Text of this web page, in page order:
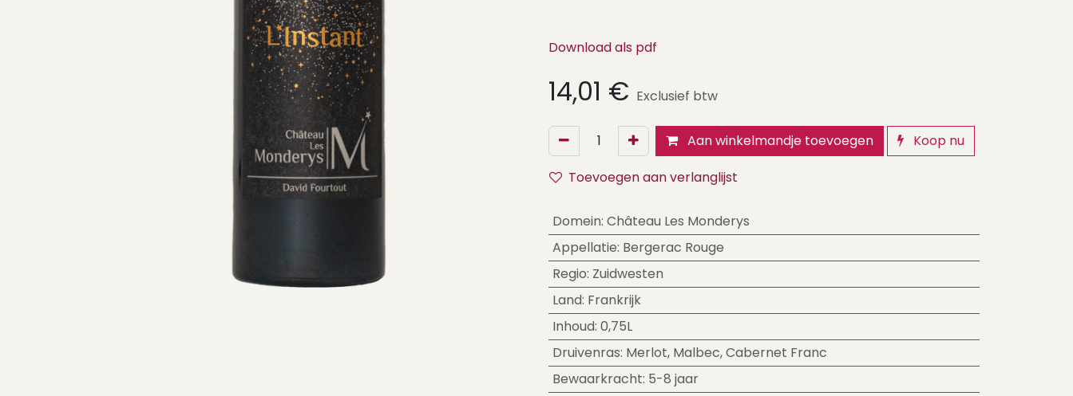
Download als pdf
14,01 € Exclusief btw
Aan winkelmandje toevoegen
Koop nu
Toevoegen aan verlanglijst
Domein: Château Les Monderys
Appellatie: Bergerac Rouge
Regio: Zuidwesten
Land: Frankrijk
Inhoud: 0,75L
Druivenras: Merlot, Malbec,Cabernet Franc
Bewaarkracht: 5-8 jaar